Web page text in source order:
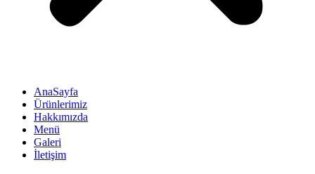
AnaSayfa
Ürünlerimiz
Hakkımızda
Menü
Galeri
İletişim